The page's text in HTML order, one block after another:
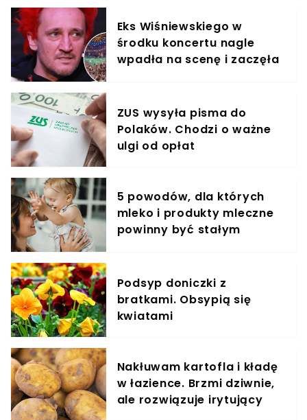
Eks Wiśniewskiego w
środku koncertu nagle
wpadła na scenę i zaczęła
ZUS wysyła pisma do
Polaków. Chodzi o ważne
ulgi od opłat
5 powodów, dla których
mleko i produkty mleczne
powinny być stałym
Podsyp doniczki z
bratkami. Obsypią się
kwiatami
Nakłuwam kartofla i kładę
w łazience. Brzmi dziwnie,
ale rozwiązuje irytujący